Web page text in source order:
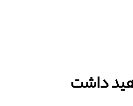
داشت